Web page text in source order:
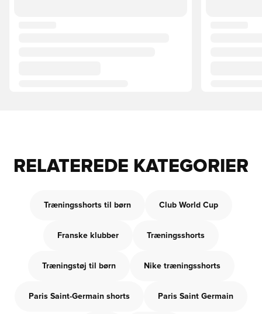
RELATEREDE KATEGORIER
Træningsshorts til børn Club World Cup
Franske klubber Træningsshorts
Træningstøj til børn Nike træningsshorts
Paris Saint-Germain shorts Paris Saint Germain